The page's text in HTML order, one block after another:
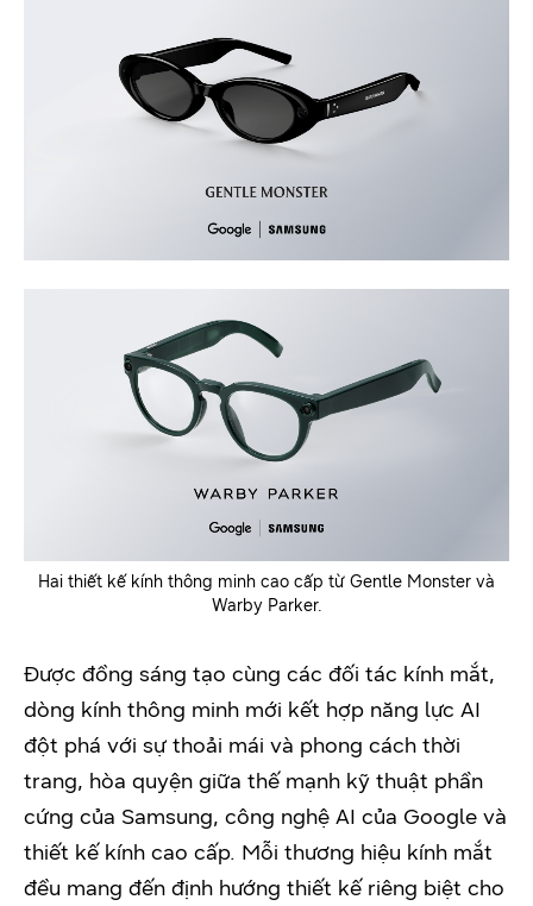
Hai thiết kế kính thông minh cao cấp từ Gentle Monster và
Warby Parker.
Được đồng sáng tạo cùng các đối tác kính mắt,
dòng kính thông minh mới kết hợp năng lực AI
đột phá với sự thoải mái và phong cách thời
trang, hòa quyện giữa thế mạnh kỹ thuật phần
cứng của Samsung, công nghệ AI của Google và
thiết kế kính cao cấp. Mỗi thương hiệu kính mắt
đều mang đến định hướng thiết kế riêng biệt cho